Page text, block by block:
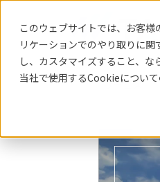
このウェブサイトでは、お客
リケーションでのやり取りに関
し、カスタマイズすること、
当社で使用するCookieについて
サービス